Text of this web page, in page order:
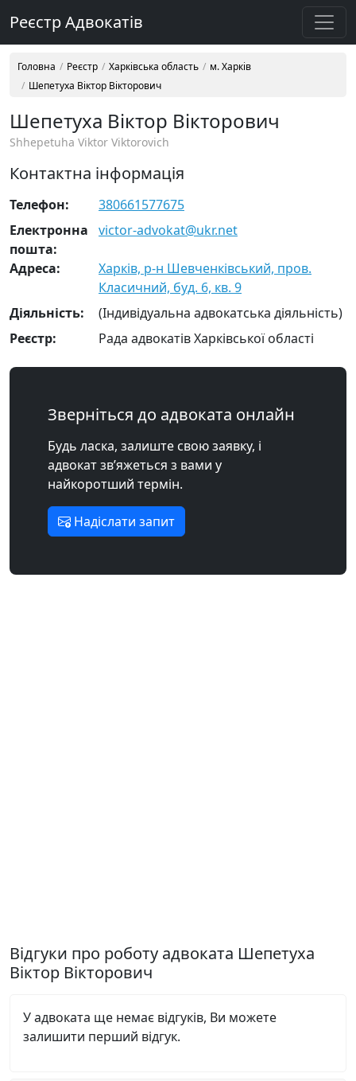
Реєстр Адвокатів
Головна Реєстр Харківська область
м. Харків
Шепетуха Віктор Вікторович
Шепетуха Віктор Вікторович
Shhepetuha Viktor Viktorovich
Контактна інформація
Телефон:
380661577675
Електронна
пошта:
victor-advokat@ukr.net
Адреса:
Харків, р-н Шевченківський, пров.
Класичний, буд. 6, кв. 9
Діяльність:
(Індивідуальна адвокатська діяльність)
Реєстр:
Рада адвокатів Харківської області
Зверніться до адвоката онлайн
Будь ласка, залиште свою заявку, і
адвокат зв’яжеться з вами у
найкоротший термін.
Надіслати запит
Відгуки про роботу адвоката Шепетуха
Віктор Вікторович
У адвоката ще немає відгуків, Ви можете
залишити перший відгук.